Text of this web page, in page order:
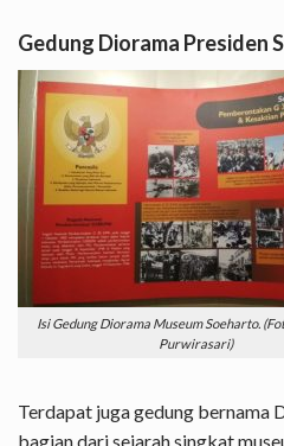
Gedung Diorama Presiden
Isi Gedung Diorama Museum Soeharto.
Purwirasari)
Terdapat juga gedung bernama
bagian dari sejarah singkat